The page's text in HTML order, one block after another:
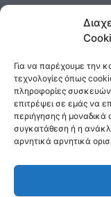
Για να παρέχουμε την
τεχνολογίες όπως
πληροφορίες
επιτρέψει σε εμάς να
περιήγησης ή μοναδικά
συγκατάθεση ή η
αρνητικά αρνητικά
Αρχική
Τρόποι
Τηλ :